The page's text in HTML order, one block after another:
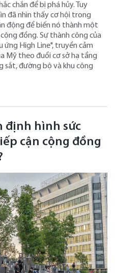
chắn để bị phá hủy. Tuy
đã nhìn thấy cơ hội trong
động để biến nó thành một
đồng. Sự thành công của
ứng High Line", truyền cảm
Mỹ theo đuổi cơ sở hạ tầng
sắt, đường bộ và khu công
định hình sức
cận cộng đồng